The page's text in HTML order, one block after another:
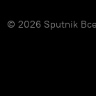
© 2026 Sputnik